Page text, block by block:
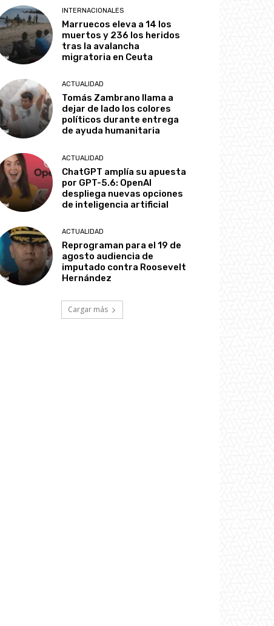
INTERNACIONALES
Marruecos eleva a 14 los
muertos y 236 los heridos
tras la avalancha
migratoria en Ceuta
ACTUALIDAD
Tomás Zambrano llama a
dejar de lado los colores
políticos durante entrega
de ayuda humanitaria
ACTUALIDAD
ChatGPT amplía su apuesta
por GPT-5.6: OpenAI
despliega nuevas opciones
de inteligencia artificial
ACTUALIDAD
Reprograman para el 19 de
agosto audiencia de
imputado contra Roosevelt
Hernández
Cargar más